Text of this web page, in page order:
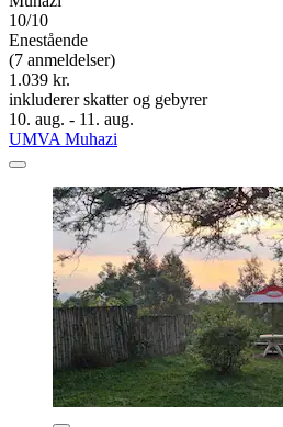
10/10
Enestående
(7 anmeldelser)
1.039 kr.
inkluderer skatter og gebyrer
10. aug. - 11. aug.
UMVA Muhazi